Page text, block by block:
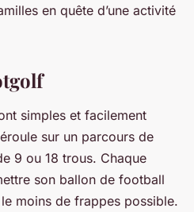
en quête d’une activité
simples et facilement
sur un parcours de
9 ou 18 trous. Chaque
son ballon de football
moins de frappes possible.